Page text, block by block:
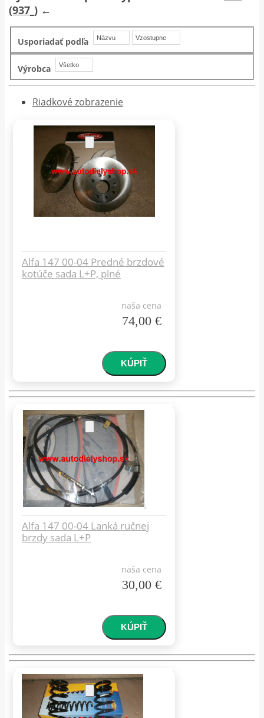
(937_) ←
Usporiadať podľa Názvu Vzostupne
Výrobca Všetko
Riadkové zobrazenie
Alfa 147 00-04 Predné brzdové
kotúče sada L+P, plné
naša cena
74,00 €
Alfa 147 00-04 Lanká ručnej
brzdy sada L+P
naša cena
30,00 €